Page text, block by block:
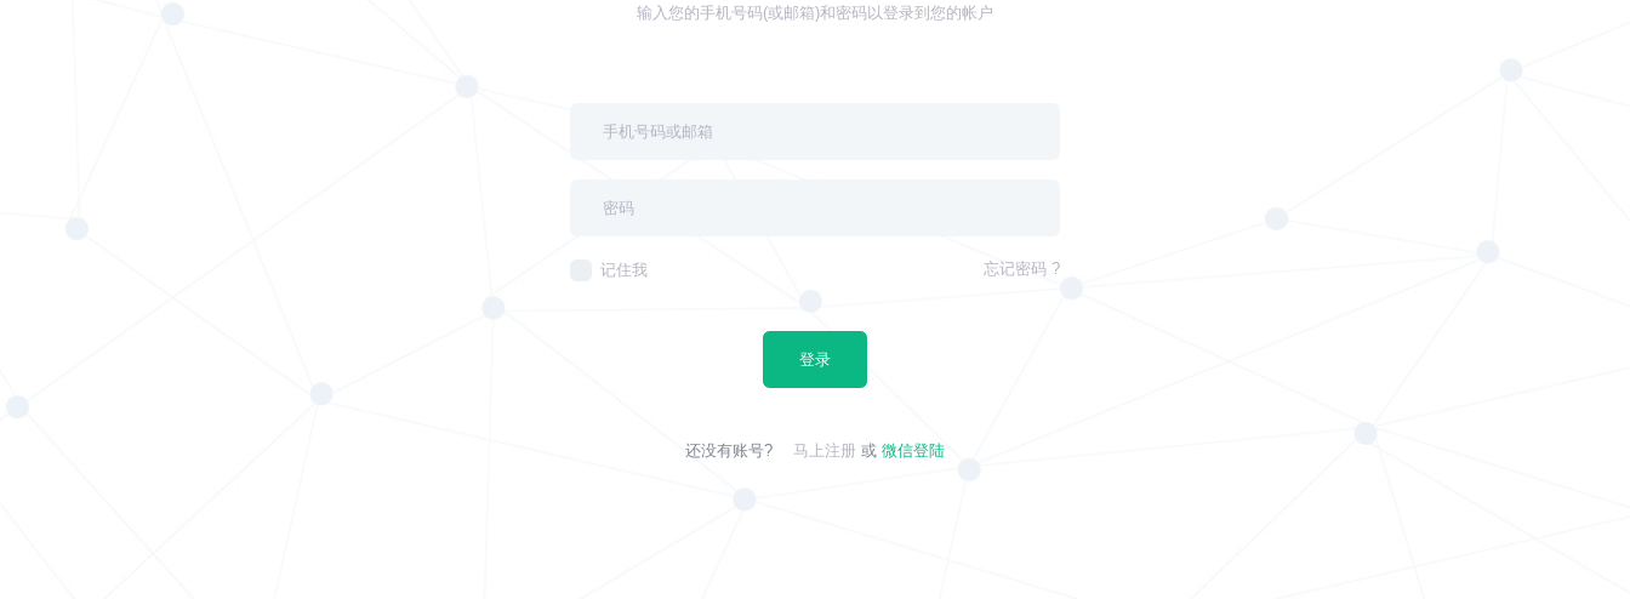
输入您的手机号码(或邮箱)和密码以登录到您的帐户
记住我 忘记密码 ?
登录
还没有账号? 马上注册 或 微信登陆